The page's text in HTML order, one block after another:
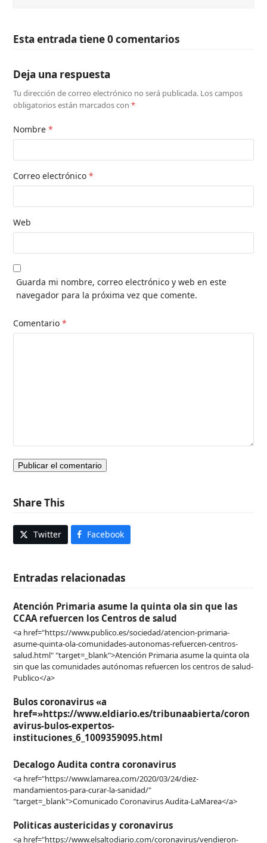
Esta entrada tiene 0 comentarios
Deja una respuesta
Tu dirección de correo electrónico no será publicada. Los campos
obligatorios están marcados con*
Nombre*
Correo electrónico*
Web
Guarda mi nombre, correo electrónico y web en este
navegador para la próxima vez que comente.
Comentario*
Share This
Twitter Facebook
Entradas relacionadas
Atención Primaria asume la quinta ola sin que las
CCAA refuercen los Centros de salud
<a href="https://www.publico.es/sociedad/atencion-primaria-
asume-quinta-ola-comunidades-autonomas-refuercen-centros-
salud.html" "target=_blank">Atención Primaria asume la quinta ola
sin que las comunidades autónomas refuercen los centros de salud-
Publico</a>
Bulos coronavirus «a
href=»https://www.eldiario.es/tribunaabierta/coron
avirus-bulos-expertos-
instituciones_6_1009359095.html
Decalogo Audita contra coronavirus
<a href="https://www.lamarea.com/2020/03/24/diez-
mandamientos-para-curar-la-sanidad/"
"target=_blank">Comunicado Coronavirus Audita-LaMarea</a>
Politicas austericidas y coronavirus
<a href="https://www.elsaltodiario.com/coronavirus/vendieron-